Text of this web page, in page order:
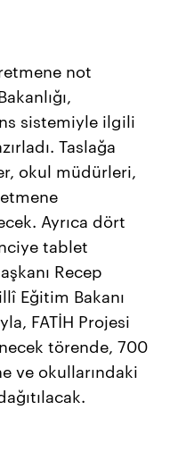
not
sistemiyle ilgili
Taslağa
okul müdürleri,
Ayrıca dört
tablet
Recep
Eğitim Bakanı
FATİH Projesi
törende, 700
ve okullarındaki